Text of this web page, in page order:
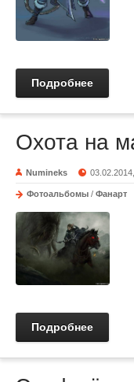
Подробнее
Охота на
Numineks
Фотоальбомы / Фанарт
Подробнее